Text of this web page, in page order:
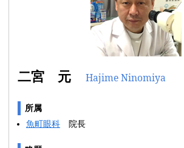
二宮 元 Hajime Ninomiya
所属
魚町眼科 院長